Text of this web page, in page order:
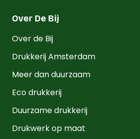
Over De Bij
Over de Bij
Drukkerij Amsterdam
Meer dan duurzaam
Eco drukkerij
Duurzame drukkerij
Drukwerk op maat